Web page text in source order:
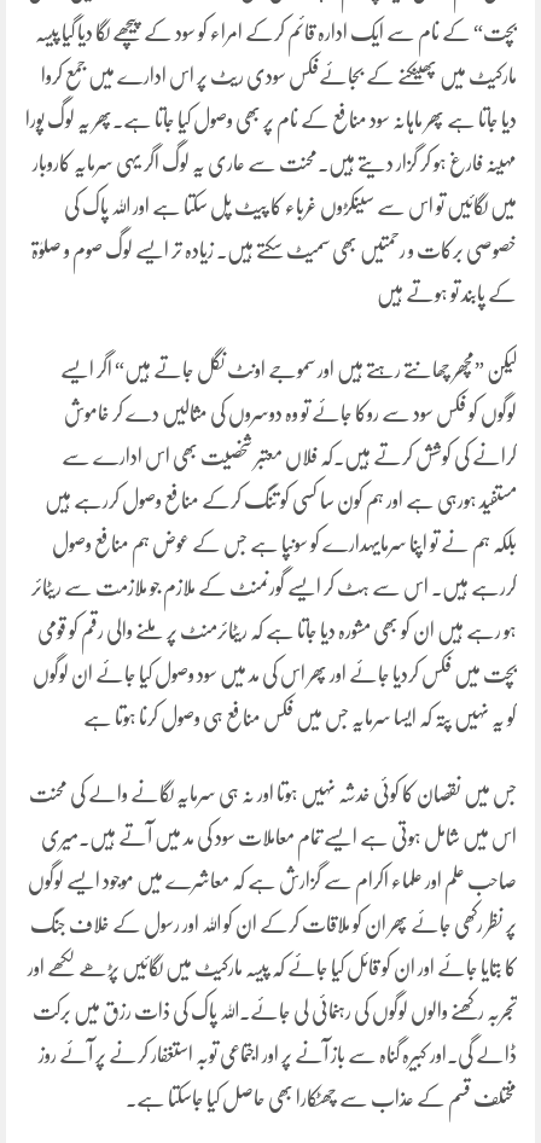
بچت“ کے نام سے ایک ادارہ قائم کرکے امراء کو سود کے پیچھے لگا دیا گیا پیسہ
مارکیٹ میں پھینکنے کے بجائےفکس سودی ریٹ پر اس ادارے میں جمع کروا
دیا جاتا ہے پھر ماہانہ سود منافع کے نام پر بھی وصول کیا جاتا ہے۔پھر یہ لوگ پورا
مہینہ فارغ ہو کر گزار دیتے ہیں۔محنت سے عاری یہ لوگ اگر یہی سرمایہ کاروبار
میں لگائیں تو اس سے سینکڑوں غرباء کا پیٹ پل سکتا ہے اور اللہ پاک کی
خصوصی برکات و رحمتیں بھی سمیٹ سکتے ہیں۔ زیادہ تر ایسے لوگ صوم و صلوٰۃ
کے پابند تو ہوتے ہیں
لیکن ”مچھر چھانتے رہتے ہیں اور سموجے اونٹ نگل جاتے ہیں“ اگر ایسے
لوگوں کو فکس سود سے روکا جائے تو وہ دوسروں کی مثالیں دے کر خاموش
کرانے کی کوشش کرتے ہیں۔کہ فلاں معتبر شخصیت بھی اس ادارے سے
مستفید ہورہی ہے اور ہم کون سا کسی کو تنگ کرکے منافع وصول کررہے ہیں
بلکہ ہم نے تو اپنا سرمایہدارے کو سونپا ہے جس کے عوض ہم منافع وصول
کررہے ہیں۔ اس سے ہٹ کر ایسے گورنمنٹ کے ملازم جو ملازمت سے ریٹائر
ہو رہے ہیں ان کو بھی مشورہ دیا جاتا ہے کہ ریٹائرمنٹ پر ملنے والی رقم کو قومی
بچت میں فکس کردیا جائے اور پھر اس کی مد میں سود وصول کیا جائے ان لوگوں
کو یہ نہیں پتہ کہ ایسا سرمایہ جس میں فکس منافع ہی وصول کرنا ہوتا ہے
جس میں نقصان کا کوئی خدشہ نہیں ہوتا اور نہ ہی سرمایہ لگانے والے کی محنت
اس میں شامل ہوتی ہے ایسے تمام معاملات سود کی مد میں آتے ہیں۔میری
صاحب علم اور علماء اکرام سے گزارش ہے کہ معاشرے میں موجود ایسے لوگوں
پر نظر رکھی جائے پھر ان کو ملاقات کرکے ان کو اللہ اور رسول کے خلاف جنگ
کا بتایا جائے اور ان کو قائل کیا جائے کہ پیسہ مارکیٹ میں لگائیں پڑھے لکھے اور
تجربہ رکھنے والوں لوگوں کی رہنمائی لی جائے۔اللہ پاک کی ذات رزق میں برکت
ڈالے گی۔اور کبیرہ گناہ سے باز آنے پر اور اجتماعی توبہ استغفار کرنے پر آئے روز
مختلف قسم کے عذاب سے چھٹکارا بھی حاصل کیا جاسکتا ہے۔